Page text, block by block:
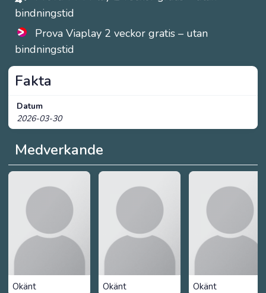
bindningstid
Prova Viaplay 2 veckor gratis – utan
bindningstid
Medverkande
Okänt Okänt Okänt
Fakta
Datum
2026-03-30